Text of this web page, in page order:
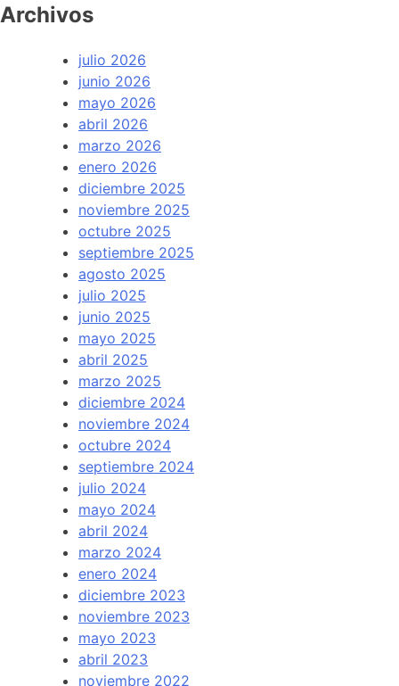
Archivos
julio 2026
junio 2026
mayo 2026
abril 2026
marzo 2026
enero 2026
diciembre 2025
noviembre 2025
octubre 2025
septiembre 2025
agosto 2025
julio 2025
junio 2025
mayo 2025
abril 2025
marzo 2025
diciembre 2024
noviembre 2024
octubre 2024
septiembre 2024
julio 2024
mayo 2024
abril 2024
marzo 2024
enero 2024
diciembre 2023
noviembre 2023
mayo 2023
abril 2023
noviembre 2022